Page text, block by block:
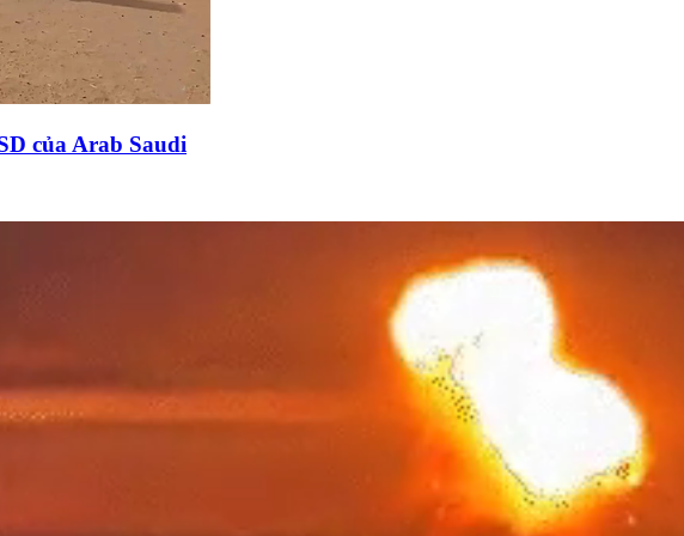
của Arab Saudi